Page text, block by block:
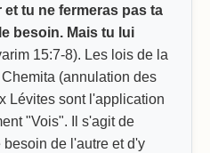
tu ne fermeras pas ta
besoin. Mais tu lui
15:7-8). Les lois de la
(annulation des
Lévites sont l'application
"Vois". Il s'agit de
de l'autre et d'y